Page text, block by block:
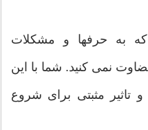
به حرفها و مشکلات
نمی کنید. شما با این
تاثیر مثبتی برای شروع